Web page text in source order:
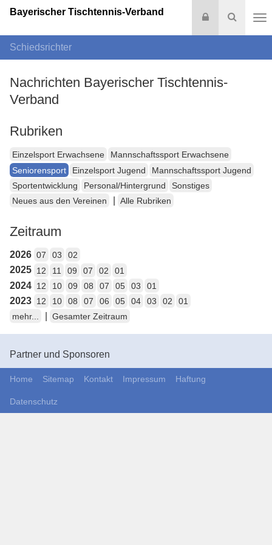
Suche
Login
Bayerischer Tischtennis-Verband
Schiedsrichter
Nachrichten Bayerischer Tischtennis-
Verband
Rubriken
Einzelsport Erwachsene
Mannschaftssport Erwachsene
Seniorensport
Einzelsport Jugend
Mannschaftssport Jugend
Sportentwicklung
Personal/Hintergrund
Sonstiges
Neues aus den Vereinen
Alle Rubriken
Zeitraum
2026 07 03 02
2025 12 11 09 07 02 01
2024 12 10 09 08 07 05 03 01
2023 12 10 08 07 06 05 04 03 02
01
mehr...
Gesamter Zeitraum
Partner und Sponsoren
Home Sitemap Kontakt Impressum Haftung
Datenschutz